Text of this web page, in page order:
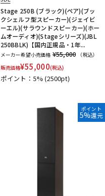
Stage 250B (ブラック)(ペア)(ブッ
クシェルフ型スピーカー)(ジェイビ
ーエル)(サラウンドスピーカー)(ホー
ムオーディオ)(Stageシリーズ)(JBL
250BBLK)【国内正規品・1年...
メーカー希望小売価格 ¥55,000
（税込）
販売価格¥55,000(税込)
ポイント：5%(2500pt)
ポイント
5%還元